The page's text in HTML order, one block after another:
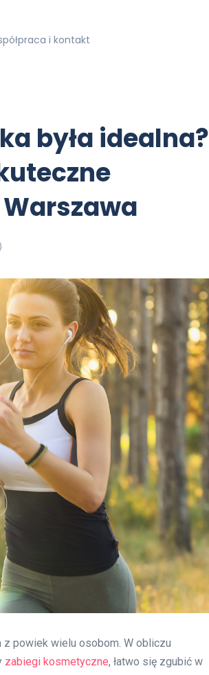
i kontakt
była idealna?
powiek wielu osobom. W obliczu
zabiegi kosmetyczne, łatwo się zgubić w